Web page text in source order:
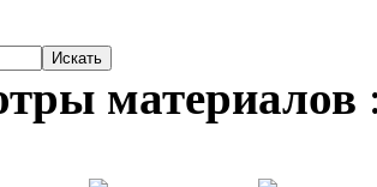
материалов